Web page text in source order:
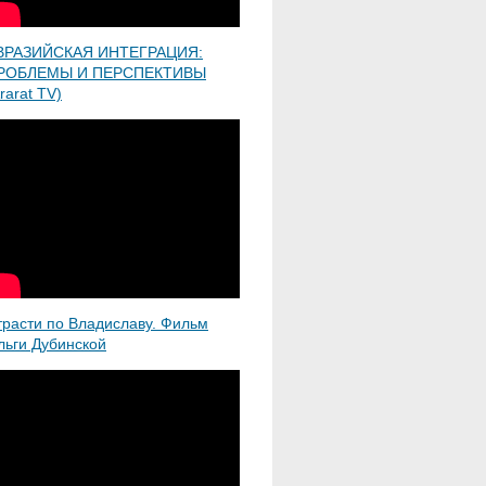
ИНТЕГРАЦИЯ:
И ПЕРСПЕКТИВЫ
TV)
по Владиславу. Фильм
Дубинской